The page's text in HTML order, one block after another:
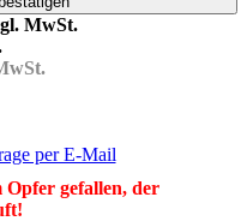
MwSt.
per E-Mail
Opfer gefallen, der